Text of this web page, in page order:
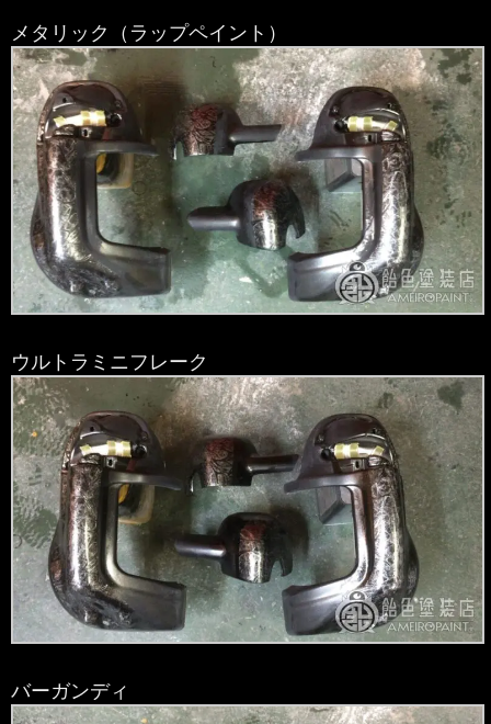
メタリック（ラップペイント）
ウルトラミニフレーク
バーガンディ